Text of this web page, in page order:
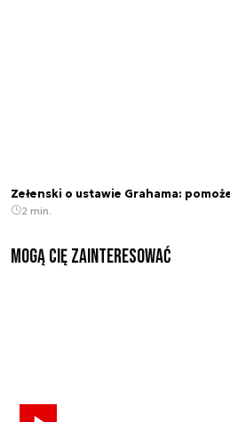
Zełenski o ustawie Grahama:
2 min.
Mogą Cię zainteresować